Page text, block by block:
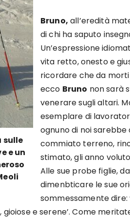
sulle
e un
Bruno, all’eredità
di chi ha saputo
Un’espressione
vita retto, onesto e
ricordare che da morti
ecco Bruno non sarà
venerare sugli altari.
esemplare di
ognuno di noi
commiato terreno,
stimato, gli anno
Alle sue probe figlie,
dimenbticare le sue
sommessamente dire:
e serene’. Come